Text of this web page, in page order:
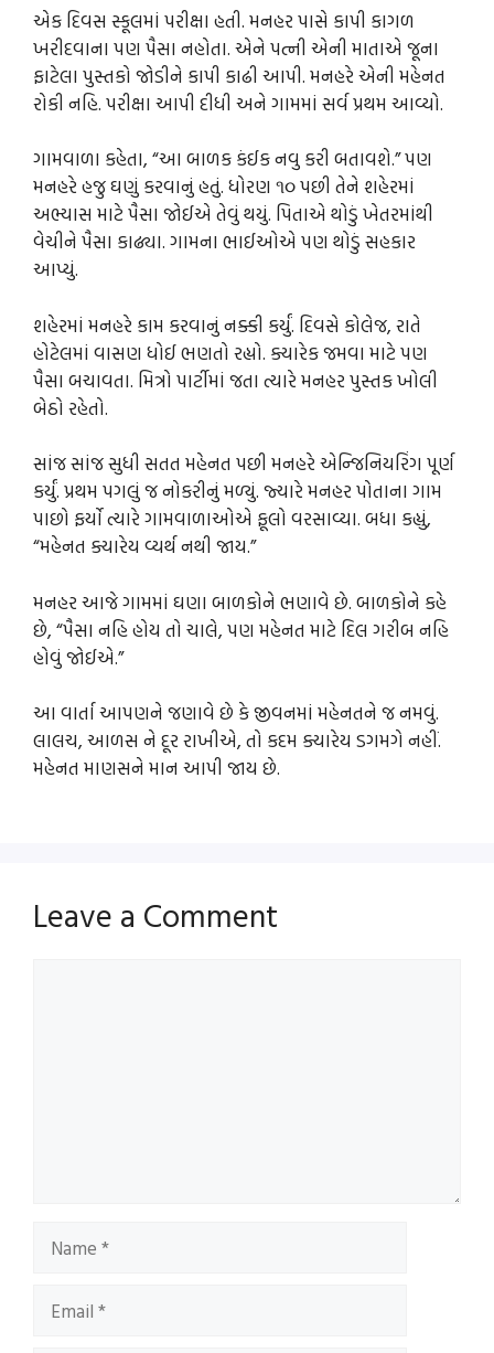
એક દિવસ સ્કૂલમાં પરીક્ષા હતી. મનહર પાસે કાપી કાગળ
ખરીદવાના પણ પૈસા નહોતા. એને પત્ની એની માતાએ જૂના
ફાટેલા પુસ્તકો જોડીને કાપી કાઢી આપી. મનહરે એની મહેનત
રોકી નહિ. પરીક્ષા આપી દીધી અને ગામમાં સર્વ પ્રથમ આવ્યો.
ગામવાળા કહેતા, “આ બાળક કંઈક નવુ કરી બતાવશે.” પણ
મનહરે હજુ ઘણું કરવાનું હતું. ધોરણ ૧૦ પછી તેને શહેરમાં
અભ્યાસ માટે પૈસા જોઈએ તેવું થયું. પિતાએ થોડું ખેતરમાંથી
વેચીને પૈસા કાઢ્યા. ગામના ભાઈઓએ પણ થોડું સહકાર
આપ્યું.
શહેરમાં મનહરે કામ કરવાનું નક્કી કર્યું. દિવસે કોલેજ, રાતે
હોટેલમાં વાસણ ધોઈ ભણતો રહ્યો. ક્યારેક જમવા માટે પણ
પૈસા બચાવતા. મિત્રો પાર્ટીમાં જતા ત્યારે મનહર પુસ્તક ખોલી
બેઠો રહેતો.
સાંજ સાંજ સુધી સતત મહેનત પછી મનહરે એન્જિનિયરિંગ પૂર્ણ
કર્યું. પ્રથમ પગલું જ નોકરીનું મળ્યું. જ્યારે મનહર પોતાના ગામ
પાછો ફર્યો ત્યારે ગામવાળાઓએ ફૂલો વરસાવ્યા. બધા કહ્યું,
“મહેનત ક્યારેય વ્યર્થ નથી જાય.”
મનહર આજે ગામમાં ઘણા બાળકોને ભણાવે છે. બાળકોને કહે
છે, “પૈસા નહિ હોય તો ચાલે, પણ મહેનત માટે દિલ ગરીબ નહિ
હોવું જોઈએ.”
આ વાર્તા આપણને જણાવે છે કે જીવનમાં મહેનતને જ નમવું.
લાલચ, આળસ ને દૂર રાખીએ, તો કદમ ક્યારેય ડગમગે નહીં.
મહેનત માણસને માન આપી જાય છે.
Leave a Comment